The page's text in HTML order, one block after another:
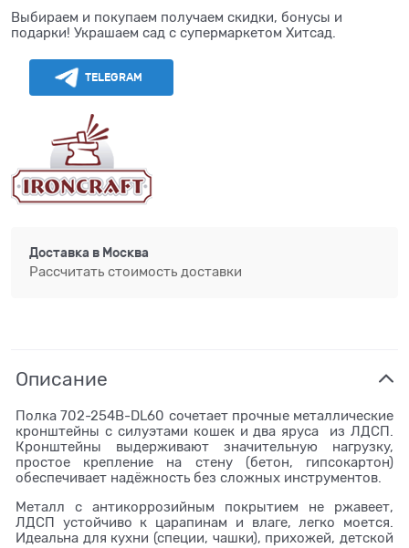
Выбираем и покупаем получаем скидки, бонусы и
подарки! Украшаем сад с супермаркетом Хитсад.
TELEGRAM
Доставка в Москва
Рассчитать стоимость доставки
Описание
Полка 702-254B-DL60 сочетает прочные металлические
кронштейны с силуэтами кошек и два яруса из ЛДСП.
Кронштейны выдерживают значительную нагрузку,
простое крепление на стену (бетон, гипсокартон)
обеспечивает надёжность без сложных инструментов.
Металл с антикоррозийным покрытием не ржавеет,
ЛДСП устойчиво к царапинам и влаге, легко моется.
Идеальна для кухни (специи, чашки), прихожей, детской